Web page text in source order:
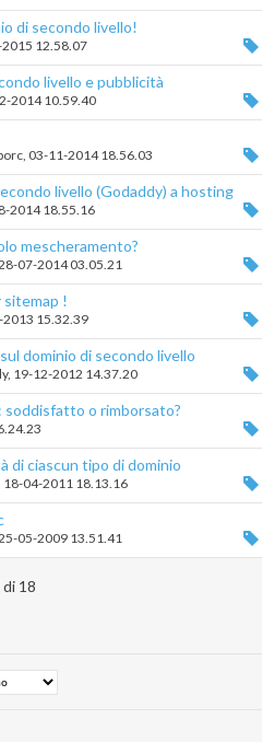
di secondo livello!
2015 12.58.07
livello e pubblicità
2014 10.59.40
‎, 03-11-2014 18.56.03
livello (Godaddy) a hosting
2014 18.55.16
mescheramento?
28-07-2014 03.05.21
!
2013 15.32.39
dominio di secondo livello
‎, 19-12-2012 14.37.20
soddisfatto o rimborsato?
di ciascun tipo di dominio
‎, 18-04-2011 18.13.16
25-05-2009 13.51.41
18